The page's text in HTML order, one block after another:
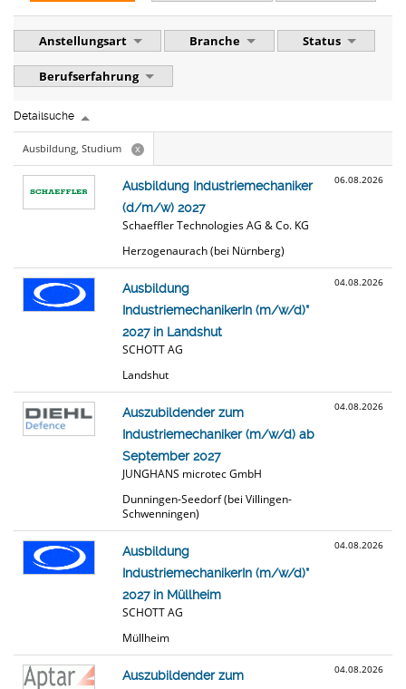
Anstellungsart Branche Status
Berufserfahrung
Detailsuche
Ausbildung, Studium x
06.08.2026
Ausbildung Industriemechaniker
(d/m/w) 2027
Schaeffler Technologies AG & Co. KG
Herzogenaurach (bei Nürnberg)
04.08.2026
Ausbildung
IndustriemechanikerIn (m/w/d)*
2027 in Landshut
SCHOTT AG
Landshut
04.08.2026
Auszubildender zum
Industriemechaniker (m/w/d) ab
September 2027
JUNGHANS microtec GmbH
Dunningen-Seedorf (bei Villingen-
Schwenningen)
04.08.2026
Ausbildung
IndustriemechanikerIn (m/w/d)*
2027 in Müllheim
SCHOTT AG
Müllheim
04.08.2026
Auszubildender zum